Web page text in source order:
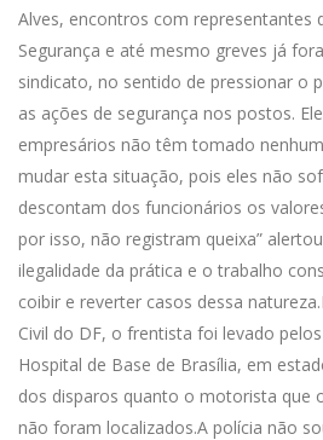
Alves, encontros com representantes
Segurança e até mesmo greves já
sindicato, no sentido de pressionar o
as ações de segurança nos postos.
empresários não têm tomado
mudar esta situação, pois eles não
descontam dos funcionários os
por isso, não registram queixa”
ilegalidade da prática e o trabalho
coibir e reverter casos dessa
Civil do DF, o frentista foi levado
Hospital de Base de Brasília, em
dos disparos quanto o motorista que
não foram localizados.A polícia não